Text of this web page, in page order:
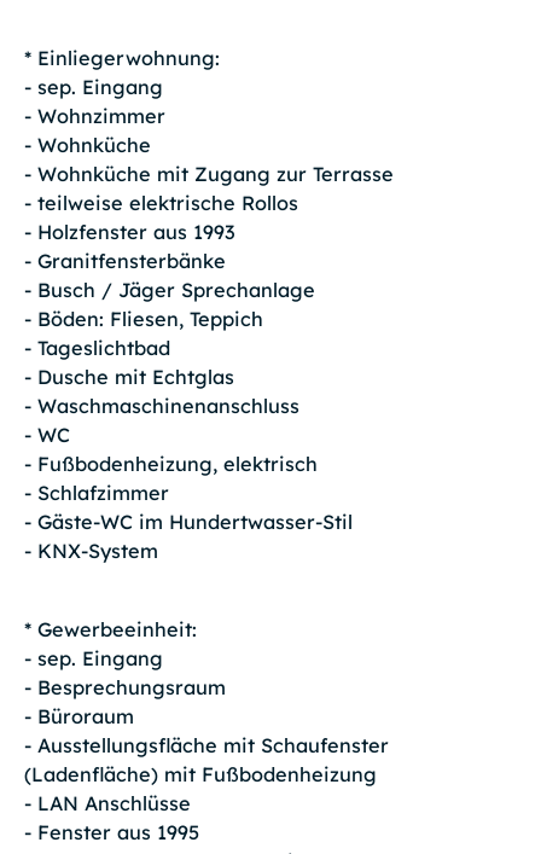
* Einliegerwohnung:
- sep. Eingang
- Wohnzimmer
- Wohnküche
- Wohnküche mit Zugang zur Terrasse
- teilweise elektrische Rollos
- Holzfenster aus 1993
- Granitfensterbänke
- Busch / Jäger Sprechanlage
- Böden: Fliesen, Teppich
- Tageslichtbad
- Dusche mit Echtglas
- Waschmaschinenanschluss
- WC
- Fußbodenheizung, elektrisch
- Schlafzimmer
- Gäste-WC im Hundertwasser-Stil
- KNX-System
* Gewerbeeinheit:
- sep. Eingang
- Besprechungsraum
- Büroraum
- Ausstellungsfläche mit Schaufenster
(Ladenfläche) mit Fußbodenheizung
- LAN Anschlüsse
- Fenster aus 1995